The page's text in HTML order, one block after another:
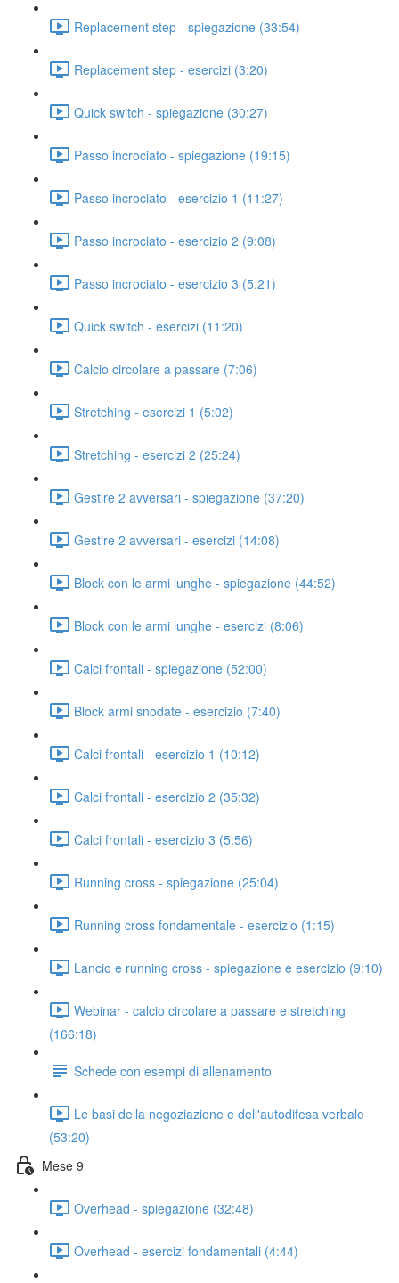
Replacement step - spiegazione (33:54)
Replacement step - esercizi (3:20)
Quick switch - spiegazione (30:27)
Passo incrociato - spiegazione (19:15)
Passo incrociato - esercizio 1 (11:27)
Passo incrociato - esercizio 2 (9:08)
Passo incrociato - esercizio 3 (5:21)
Quick switch - esercizi (11:20)
Calcio circolare a passare (7:06)
Stretching - esercizi 1 (5:02)
Stretching - esercizi 2 (25:24)
Gestire 2 avversari - spiegazione (37:20)
Gestire 2 avversari - esercizi (14:08)
Block con le armi lunghe - spiegazione (44:52)
Block con le armi lunghe - esercizi (8:06)
Calci frontali - spiegazione (52:00)
Block armi snodate - esercizio (7:40)
Calci frontali - esercizio 1 (10:12)
Calci frontali - esercizio 2 (35:32)
Calci frontali - esercizio 3 (5:56)
Running cross - spiegazione (25:04)
Running cross fondamentale - esercizio (1:15)
Lancio e running cross - spiegazione e esercizio (9:10)
Webinar - calcio circolare a passare e stretching
(166:18)
Schede con esempi di allenamento
Le basi della negoziazione e dell'autodifesa verbale
(53:20)
Mese 9
Overhead - spiegazione (32:48)
Overhead - esercizi fondamentali (4:44)